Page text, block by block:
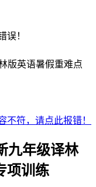
误！
不符，请点此报错！
九年级译林
项训练